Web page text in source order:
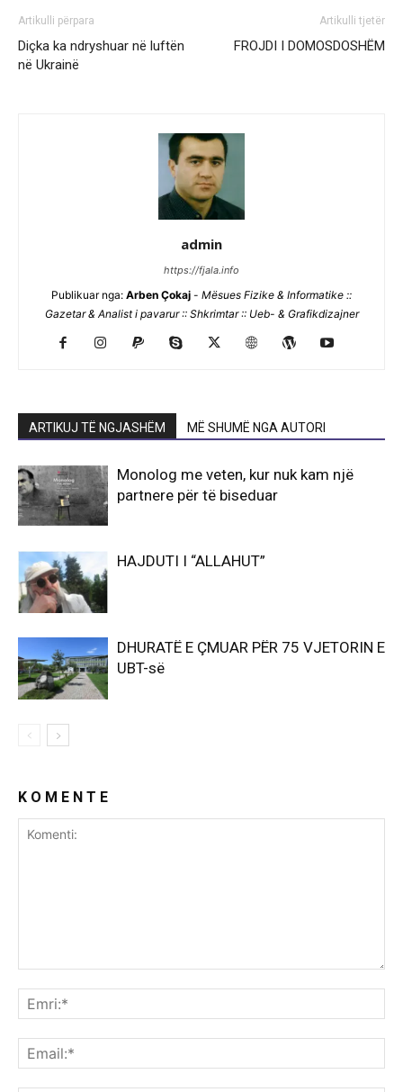
Artikulli përpara
Diçka ka ndryshuar në luftën
në Ukrainë
Artikulli tjetër
FROJDI I DOMOSDOSHËM
admin
https://fjala.info
Publikuar nga: Arben Çokaj - Mësues Fizike & Informatike ::
Gazetar & Analist i pavarur :: Shkrimtar :: Ueb- & Grafikdizajner
ARTIKUJ TË NGJASHËM MË SHUMË NGA AUTORI
Monolog me veten, kur nuk kam një
partnere për të biseduar
HAJDUTI I “ALLAHUT”
DHURATË E ÇMUAR PËR 75 VJETORIN E
UBT-së
K O M E N T E